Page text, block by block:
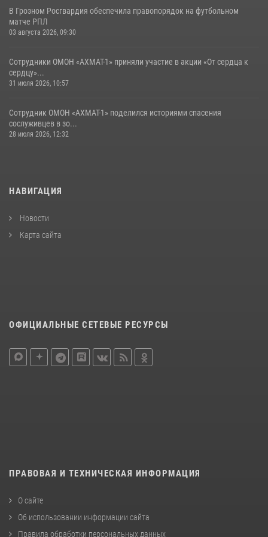
В Грозном Росгвардия обеспечила правопорядок на футбольном
матче РПЛ
03 августа 2026, 09:30
Сотрудники ОМОН «АХМАТ-1» приняли участие в акции «От сердца к
сердцу»...
31 июля 2026, 10:57
Сотрудник ОМОН «АХМАТ-1» поделился историями спасения
сослуживцев в зо...
28 июля 2026, 12:32
НАВИГАЦИЯ
Новости
Карта сайта
ОФИЦИАЛЬНЫЕ СЕТЕВЫЕ РЕСУРСЫ
ПРАВОВАЯ И ТЕХНИЧЕСКАЯ ИНФОРМАЦИЯ
О сайте
Об использовании информации сайта
Правила обработки персональных данных